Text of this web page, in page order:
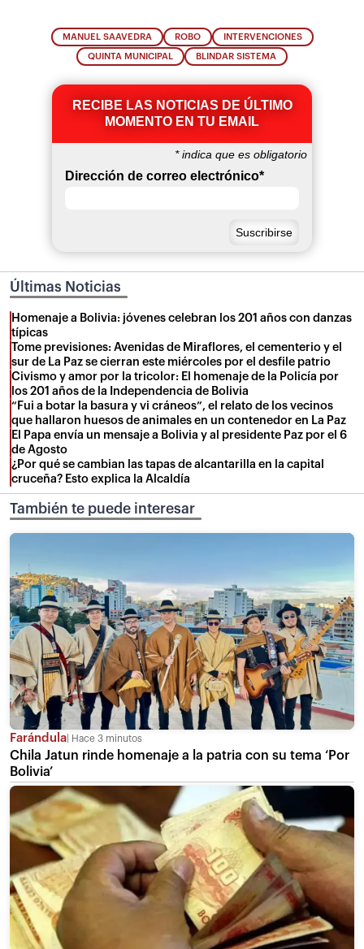
MANUEL SAAVEDRA ROBO INTERVENCIONES
QUINTA MUNICIPAL BLINDAR SISTEMA
RECIBE LAS NOTICIAS DE ÚLTIMO
MOMENTO EN TU EMAIL
*indica que es obligatorio
Dirección de correo electrónico*
Últimas Noticias
Homenaje a Bolivia: jóvenes celebran los 201 años con danzas
típicas
Tome previsiones: Avenidas de Miraflores, el cementerio y el
sur de La Paz se cierran este miércoles por el desfile patrio
Civismo y amor por la tricolor: El homenaje de la Policía por
los 201 años de la Independencia de Bolivia
“Fui a botar la basura y vi cráneos”, el relato de los vecinos
que hallaron huesos de animales en un contenedor en La Paz
El Papa envía un mensaje a Bolivia y al presidente Paz por el 6
de Agosto
¿Por qué se cambian las tapas de alcantarilla en la capital
cruceña? Esto explica la Alcaldía
También te puede interesar
Farándula Hace 3 minutos
Chila Jatun rinde homenaje a la patria con su tema ‘Por
Bolivia’